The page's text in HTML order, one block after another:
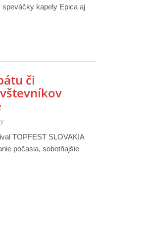
kapely Epica aj
či
TOPFEST SLOVAKIA
počasia, sobotňajšie